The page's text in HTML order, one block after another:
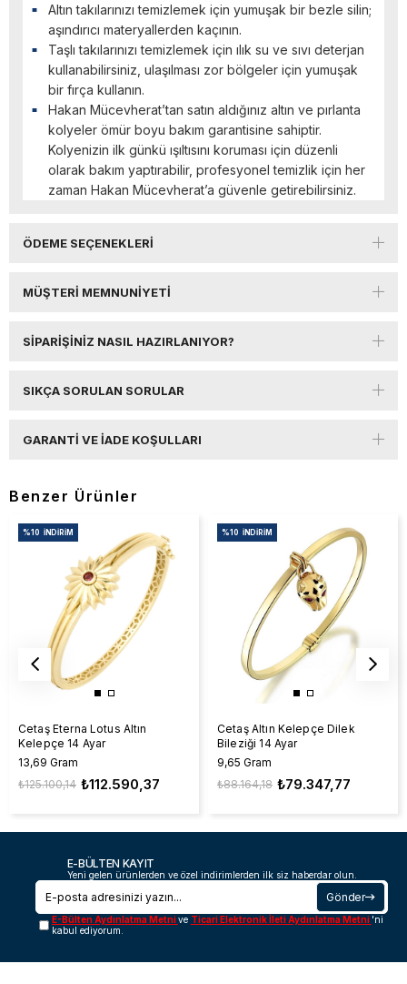
Altın takılarınızı temizlemek için yumuşak bir bezle silin;
aşındırıcı materyallerden kaçının.
Taşlı takılarınızı temizlemek için ılık su ve sıvı deterjan
kullanabilirsiniz, ulaşılması zor bölgeler için yumuşak
bir fırça kullanın.
Hakan Mücevherat’tan satın aldığınız altın ve pırlanta
kolyeler ömür boyu bakım garantisine sahiptir.
Kolyenizin ilk günkü ışıltısını koruması için düzenli
olarak bakım yaptırabilir, profesyonel temizlik için her
zaman Hakan Mücevherat’a güvenle getirebilirsiniz.
ÖDEME SEÇENEKLERI
MÜŞTERI MEMNUNIYETI
SIPARIŞINIZ NASIL HAZIRLANIYOR?
SIKÇA SORULAN SORULAR
GARANTI VE İADE KOŞULLARI
Benzer Ürünler
Cetaş Eterna Lotus Altın
Kelepçe 14 Ayar
13,69 Gram
₺112.590,37
₺125.100,14
%10 İNDIRIM
Cetaş Altın Kelepçe Dilek
Bileziği 14 Ayar
9,65 Gram
₺79.347,77
₺88.164,18
%10 İNDIRIM
E-BÜLTEN KAYIT
Yeni gelen ürünlerden ve özel indirimlerden ilk siz haberdar olun.
Gönder
E-Bülten Aydınlatma Metnive Ticari Elektronik İleti Aydınlatma Metni 'ni
kabul ediyorum.